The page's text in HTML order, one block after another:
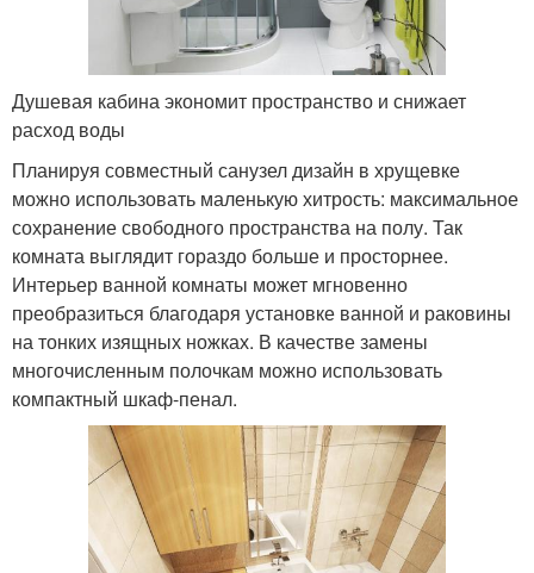
Душевая кабина экономит пространство и снижает
расход воды
Планируя совместный санузел дизайн в хрущевке
можно использовать маленькую хитрость: максимальное
сохранение свободного пространства на полу. Так
комната выглядит гораздо больше и просторнее.
Интерьер ванной комнаты может мгновенно
преобразиться благодаря установке ванной и раковины
на тонких изящных ножках. В качестве замены
многочисленным полочкам можно использовать
компактный шкаф-пенал.